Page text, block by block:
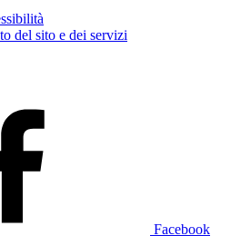
del sito e dei servizi
Facebook